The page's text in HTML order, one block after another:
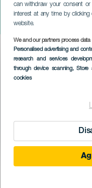
can withdraw your consent
interest at any time by clicking
website.
We and our partners process
Personalised advertising and
research and services
through device scanning, Store
cookies
Виласом
Imagen
Listado